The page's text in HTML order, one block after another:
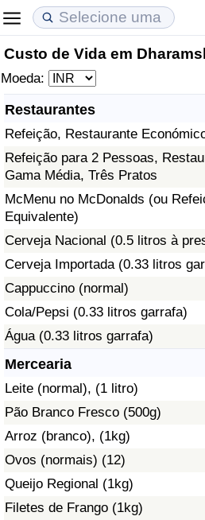
Custo de Vida em
Moeda:
Restaurantes
Refeição, Restaurante
Refeição para 2 Pessoas,
Gama Média, Três Pratos
McMenu no McDonalds (ou
Equivalente)
Cerveja Nacional (0.5 litros à
Cerveja Importada (0.33 litros
Cappuccino (normal)
Cola/Pepsi (0.33 litros garrafa)
Água (0.33 litros garrafa)
Mercearia
Leite (normal), (1 litro)
Pão Branco Fresco (500g)
Arroz (branco), (1kg)
Ovos (normais) (12)
Queijo Regional (1kg)
Filetes de Frango (1kg)
Custo de Vida
Indicador de Custo de Vida
Indicador de Custo de Vida Por
em Aqaba
Preços de Imóveis
Indicador de Preços de Imóveis
Indicador de Preços de Imóveis
Qualidade de Vida
Indicador de Qualidade de Vida
Índice de qualidade de vida por
Crime
Taxa do Indicador de Crime
Indicador de Crime
Índice de criminalidade por país
Saúde
Indicador de Saúde (Atual)
Indicador de Saúde
Indicador de Saúde por País